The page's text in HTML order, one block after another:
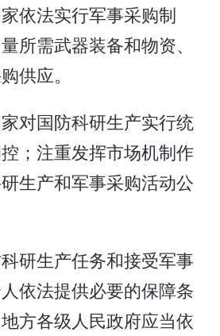
依法实行军事采购制
所需武器装备和物资、
供应。
对国防科研生产实行统
；注重发挥市场机制作
生产和军事采购活动公
研生产任务和接受军事
依法提供必要的保障条
方各级人民政府应当依